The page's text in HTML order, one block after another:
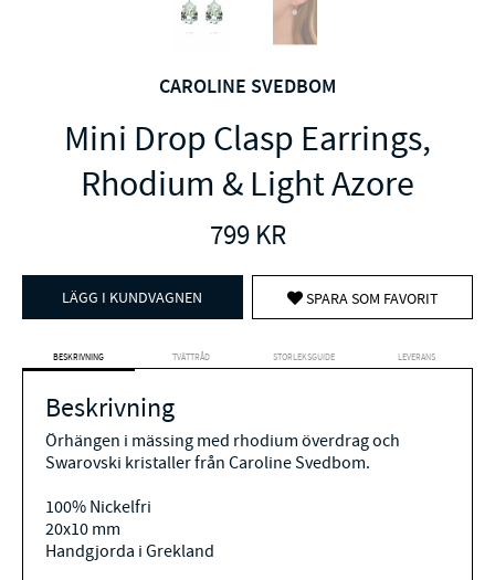
CAROLINE SVEDBOM
Mini Drop Clasp Earrings,
Rhodium & Light Azore
799KR
LÄGG I KUNDVAGNEN SPARA SOM FAVORIT
BESKRIVNING TVÄTTRÅD STORLEKSGUIDE LEVERANS
Beskrivning
Örhängen i mässing med rhodium överdrag och
Swarovski kristaller från Caroline Svedbom.
100% Nickelfri
20x10 mm
Handgjorda i Grekland